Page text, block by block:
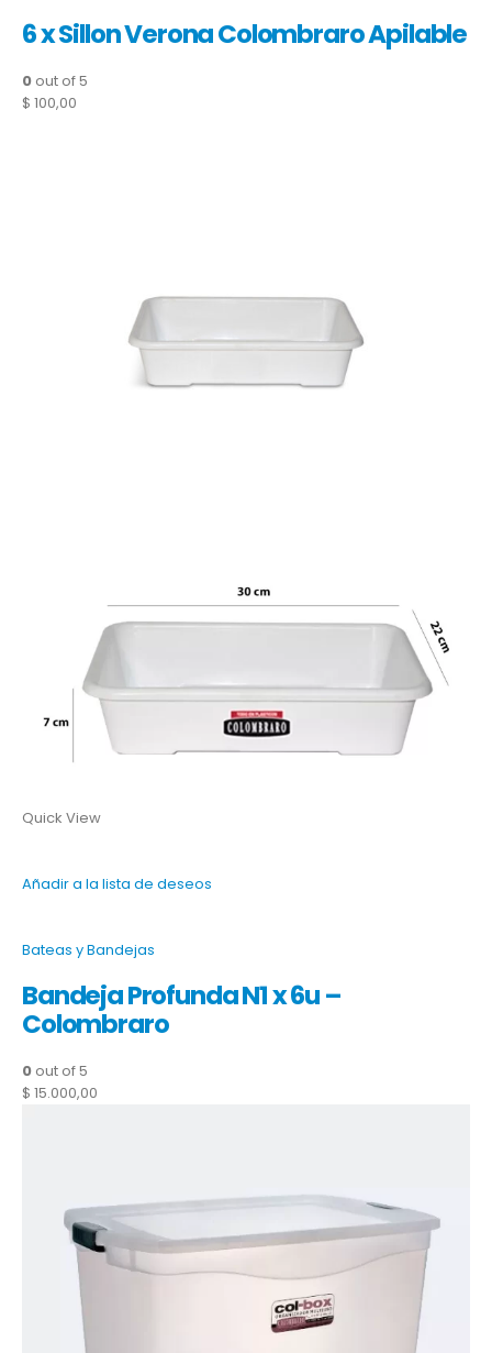
6 x Sillon Verona Colombraro Apilable
0 out of 5
$ 100,00
Quick View
Añadir a la lista de deseos
Bateas y Bandejas
Bandeja Profunda N1 x 6u –
Colombraro
0 out of 5
$ 15.000,00